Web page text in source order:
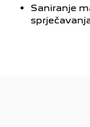
Saniranje